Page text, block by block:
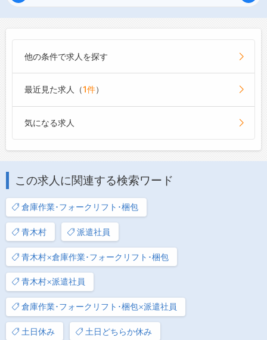
他の条件で求人を探す
最近見た求人（1件）
気になる求人
この求人に関連する検索ワード
倉庫作業･フォークリフト･梱包
青木村 派遣社員
青木村×倉庫作業･フォークリフト･梱包
青木村×派遣社員
倉庫作業･フォークリフト･梱包×派遣社員
土日休み 土日どちらか休み